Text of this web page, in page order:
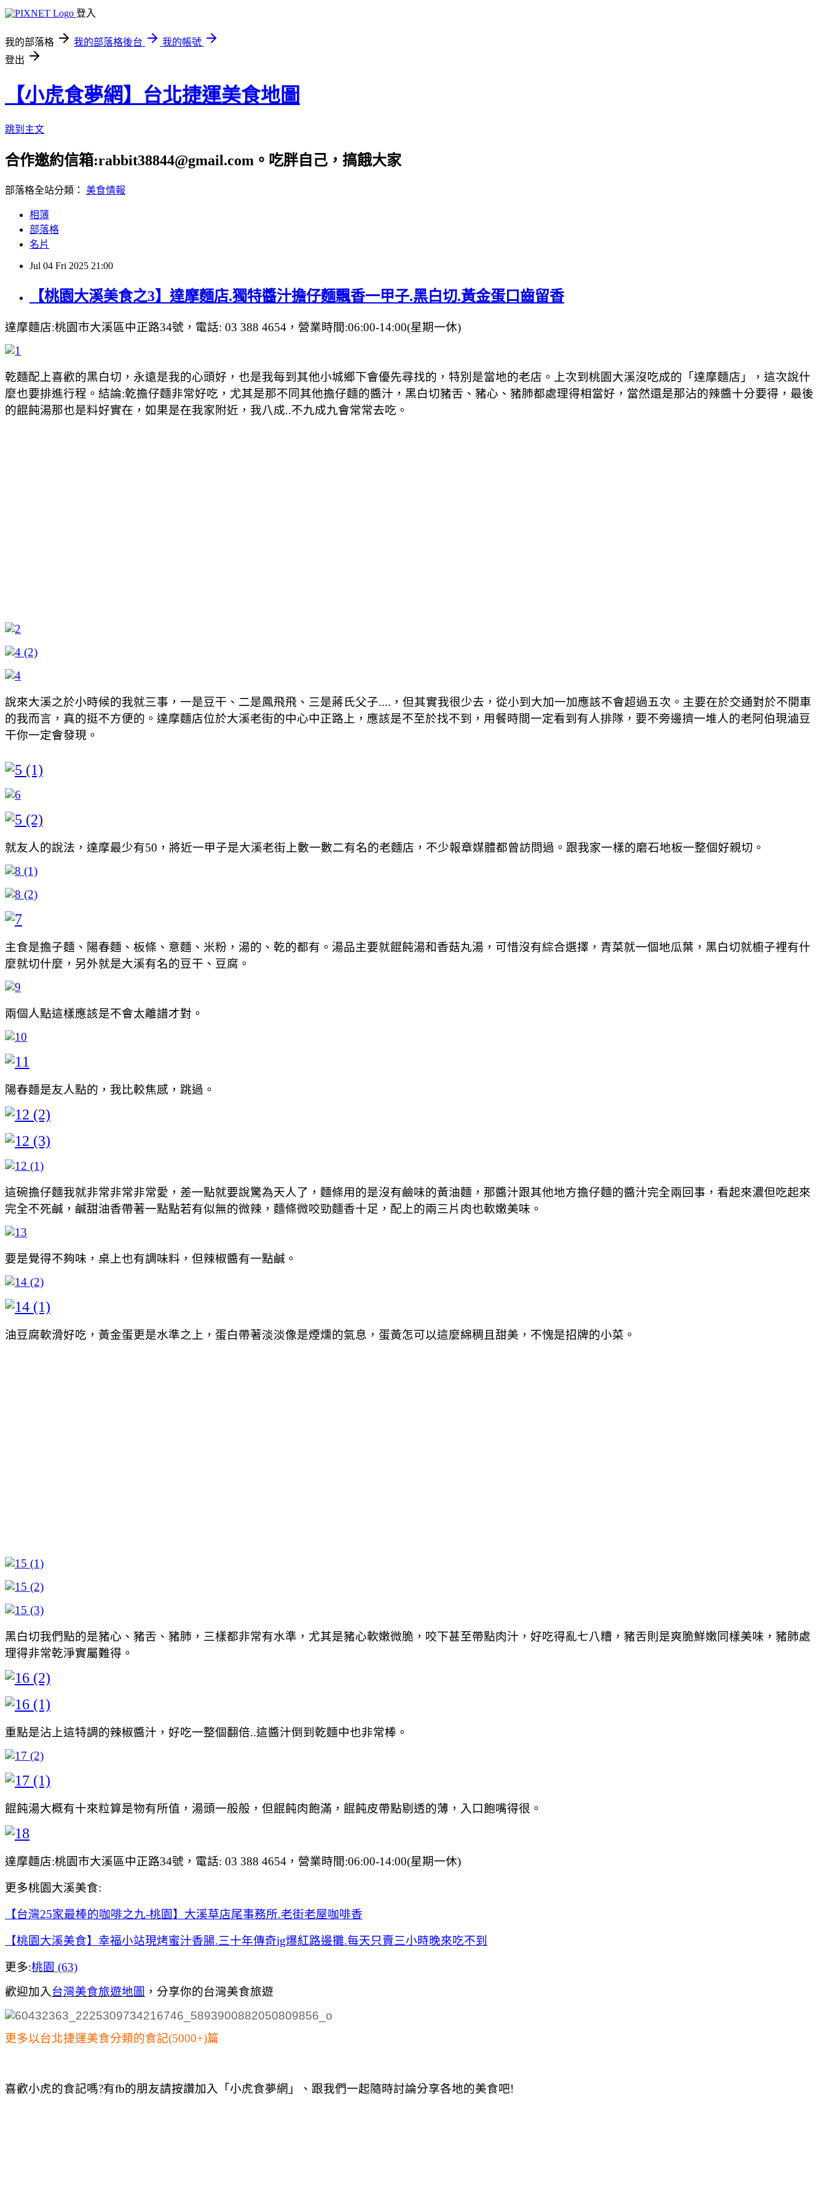
登入
我的部落格 我的部落格後台
我的帳號
登出
【小虎食夢網】台北捷運美食地圖
跳到主文
合作邀約信箱:rabbit38844@gmail.com。吃胖自己，搞餓大家
部落格全站分類： 美食情報
相簿
部落格
名片
Jul 04 Fri 2025 21:00
【桃園大溪美食之3】達摩麵店.獨特醬汁擔仔麵飄香一甲子.黑白切.黃金蛋口齒留香
達摩麵店:桃園市大溪區中正路34號，電話: 03 388 4654，營業時間:06:00-14:00(星期一休)
乾麵配上喜歡的黑白切，永遠是我的心頭好，也是我每到其他小城鄉下會優先尋找的，特別是當地的老店。上次到桃園大溪沒吃成的「達摩麵店」，這次說什
麼也要排進行程。結論:乾擔仔麵非常好吃，尤其是那不同其他擔仔麵的醬汁，黑白切豬舌、豬心、豬肺都處理得相當好，當然還是那沾的辣醬十分要得，最後
的餛飩湯那也是料好實在，如果是在我家附近，我八成..不九成九會常常去吃。
說來大溪之於小時候的我就三事，一是豆干、二是鳳飛飛、三是蔣氏父子....，但其實我很少去，從小到大加一加應該不會超過五次。主要在於交通對於不開車
的我而言，真的挺不方便的。達摩麵店位於大溪老街的中心中正路上，應該是不至於找不到，用餐時間一定看到有人排隊，要不旁邊擠一堆人的老阿伯現滷豆
干你一定會發現。
就友人的說法，達摩最少有50，將近一甲子是大溪老街上數一數二有名的老麵店，不少報章媒體都曾訪問過。跟我家一樣的磨石地板一整個好親切。
主食是擔子麵、陽春麵、板條、意麵、米粉，湯的、乾的都有。湯品主要就餛飩湯和香菇丸湯，可惜沒有綜合選擇，青菜就一個地瓜葉，黑白切就櫥子裡有什
麼就切什麼，另外就是大溪有名的豆干、豆腐。
兩個人點這樣應該是不會太離譜才對。
陽春麵是友人點的，我比較焦感，跳過。
這碗擔仔麵我就非常非常非常愛，差一點就要說驚為天人了，麵條用的是沒有鹼味的黃油麵，那醬汁跟其他地方擔仔麵的醬汁完全兩回事，看起來濃但吃起來
完全不死鹹，鹹甜油香帶著一點點若有似無的微辣，麵條微咬勁麵香十足，配上的兩三片肉也軟嫩美味。
要是覺得不夠味，桌上也有調味料，但辣椒醬有一點鹹。
油豆腐軟滑好吃，黃金蛋更是水準之上，蛋白帶著淡淡像是煙燻的氣息，蛋黃怎可以這麼綿稠且甜美，不愧是招牌的小菜。
黑白切我們點的是豬心、豬舌、豬肺，三樣都非常有水準，尤其是豬心軟嫩微脆，咬下甚至帶點肉汁，好吃得亂七八糟，豬舌則是爽脆鮮嫩同樣美味，豬肺處
理得非常乾淨實屬難得。
重點是沾上這特調的辣椒醬汁，好吃一整個翻倍..這醬汁倒到乾麵中也非常棒。
餛飩湯大概有十來粒算是物有所值，湯頭一般般，但餛飩肉飽滿，餛飩皮帶點剔透的薄，入口飽嘴得很。
達摩麵店:桃園市大溪區中正路34號，電話: 03 388 4654，營業時間:06:00-14:00(星期一休)
更多桃園大溪美食:
【台灣25家最棒的咖啡之九-桃園】大溪草店尾事務所.老街老屋咖啡香
【桃園大溪美食】幸福小站現烤蜜汁香腸.三十年傳奇ig爆紅路邊攤.每天只賣三小時晚來吃不到
更多:桃園 (63)
歡迎加入 台灣美食旅遊地圖 ， 分享你的台灣美食旅遊
更多以台北捷運美食分類的食記(5000+)篇
喜歡小虎的食記嗎?有fb的朋友請按讚加入「小虎食夢網」、跟我們一起隨時討論分享各地的美食吧!